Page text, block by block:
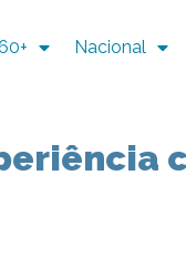
Nacional